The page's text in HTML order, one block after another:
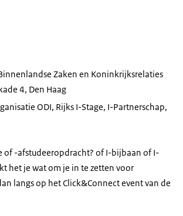
Zaken en Koninkrijksrelaties
4, Den Haag
ODI, Rijks I-Stage, I-Partnerschap,
of -afstudeeropdracht? of I-bijbaan of I-
het je wat om je in te zetten voor
langs op het Click&Connect event van de